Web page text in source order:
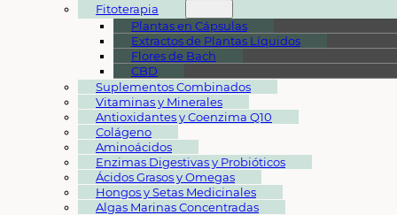
Fitoterapia
Plantas en Cápsulas
Extractos de Plantas Líquidos
Flores de Bach
CBD
Suplementos Combinados
Vitaminas y Minerales
Antioxidantes y Coenzima Q10
Colágeno
Aminoácidos
Enzimas Digestivas y Probióticos
Ácidos Grasos y Omegas
Hongos y Setas Medicinales
Algas Marinas Concentradas